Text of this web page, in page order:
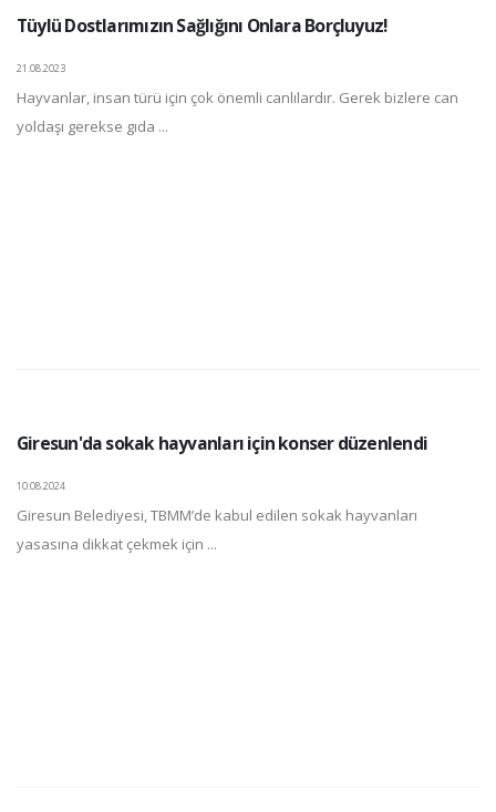
Tüylü Dostlarımızın Sağlığını Onlara Borçluyuz!
21.08.2023
Hayvanlar, insan türü için çok önemli canlılardır. Gerek bizlere can
yoldaşı gerekse gıda ...
Giresun'da sokak hayvanları için konser düzenlendi
10.08.2024
Giresun Belediyesi, TBMM’de kabul edilen sokak hayvanları
yasasına dikkat çekmek için ...